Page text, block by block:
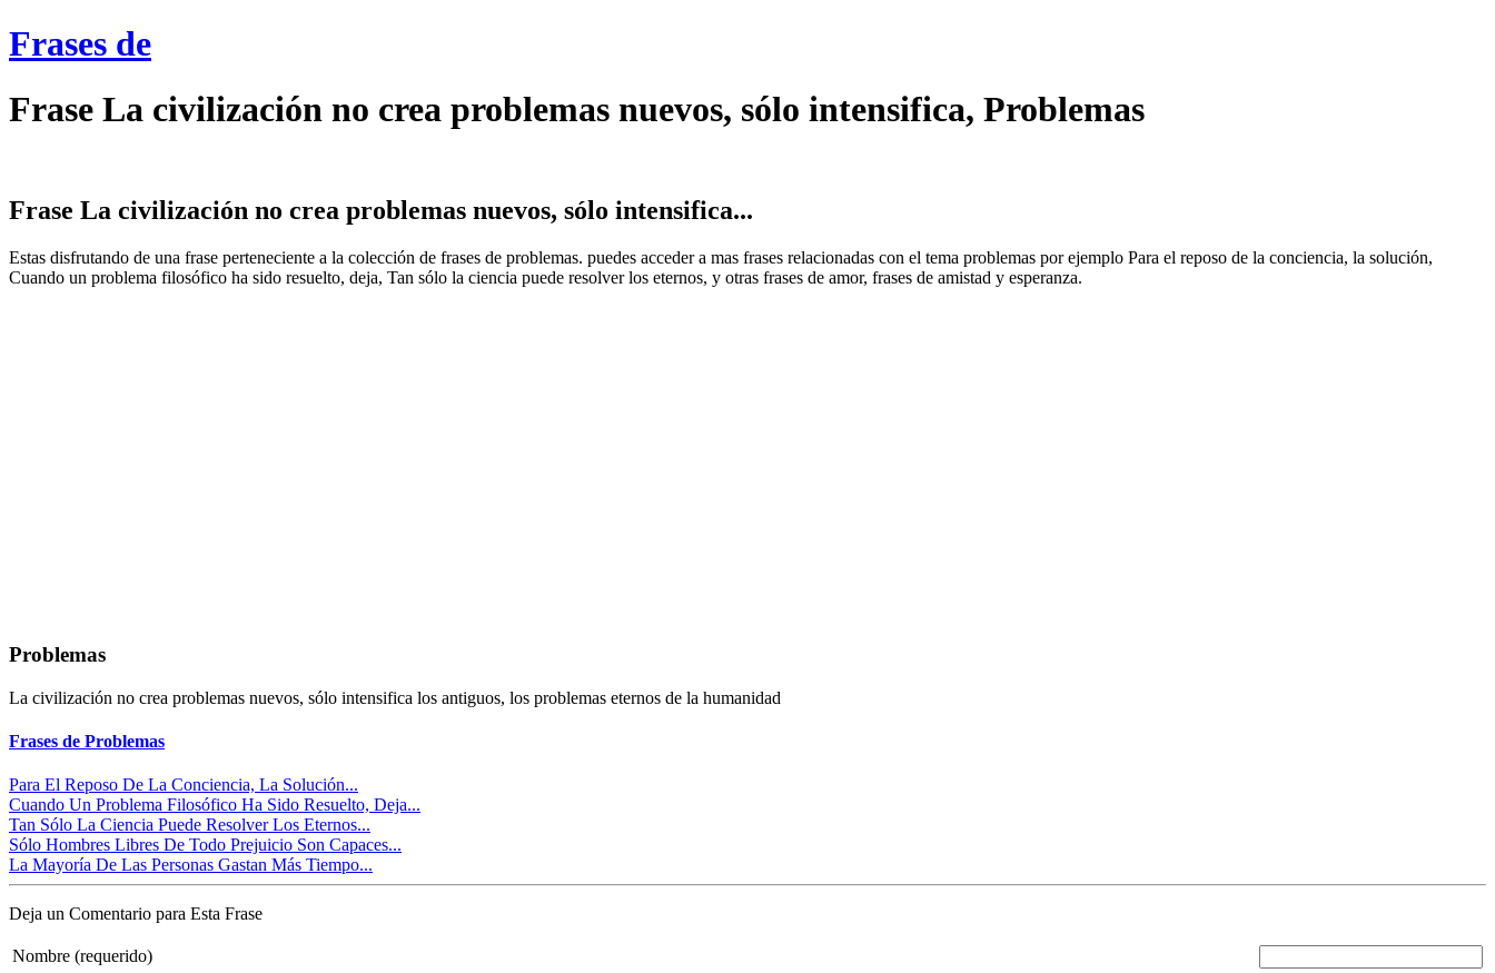
Frases de
Frase La civilización no crea problemas nuevos, sólo intensifica, Problemas
Frase La civilización no crea problemas nuevos, sólo intensifica...
Estas disfrutando de una frase perteneciente a la colección de frases de problemas. puedes acceder a mas frases relacionadas con el tema problemas por ejemplo Para el reposo de la conciencia, la solución,
Cuando un problema filosófico ha sido resuelto, deja, Tan sólo la ciencia puede resolver los eternos, y otras frases de amor, frases de amistad y esperanza.
Problemas
La civilización no crea problemas nuevos, sólo intensifica los antiguos, los problemas eternos de la humanidad
Frases de Problemas
Para El Reposo De La Conciencia, La Solución...
Cuando Un Problema Filosófico Ha Sido Resuelto, Deja...
Tan Sólo La Ciencia Puede Resolver Los Eternos...
Sólo Hombres Libres De Todo Prejuicio Son Capaces...
La Mayoría De Las Personas Gastan Más Tiempo...
Deja un Comentario para Esta Frase
Nombre (requerido)